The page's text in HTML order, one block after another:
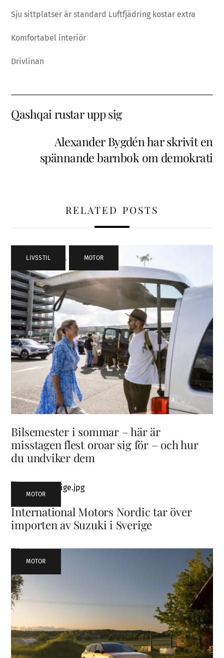
Sju sittplatser är standard Luftfjädring kostar extra
Komfortabel interiör
Drivlinan
Qashqai rustar upp sig
Alexander Bygdén har skrivit en
spännande barnbok om demokrati
RELATED POSTS
LIVSSTIL , MOTOR
Bilsemester i sommar – här är
misstagen flest oroar sig för – och hur
du undviker dem
MOTOR
International Motors Nordic tar över
importen av Suzuki i Sverige
MOTOR